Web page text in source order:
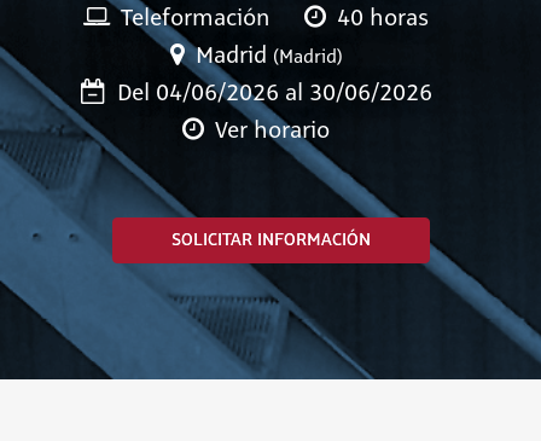
Teleformación
40 horas
Madrid (Madrid)
Del 04/06/2026 al 30/06/2026
Ver horario
SOLICITAR INFORMACIÓN